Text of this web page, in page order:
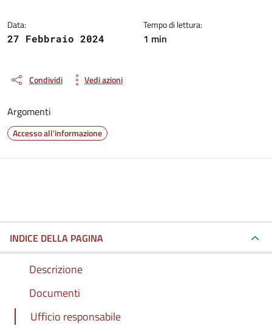
Data:
27 Febbraio 2024
Tempo di lettura:
1 min
Condividi Vedi azioni
Argomenti
Accesso all'informazione
INDICE DELLA PAGINA
Descrizione
Documenti
Ufficio responsabile